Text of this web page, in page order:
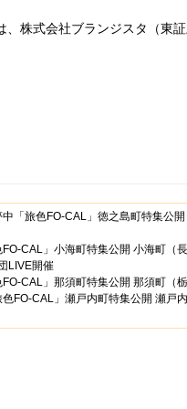
株式会社ブランジスタ（東
「旅色FO-CAL」徳之島町特集公
CAL」小海町特集公開 小海町（
LIVE開催
CAL」那須町特集公開 那須町（
FO-CAL」瀬戸内町特集公開 瀬戸